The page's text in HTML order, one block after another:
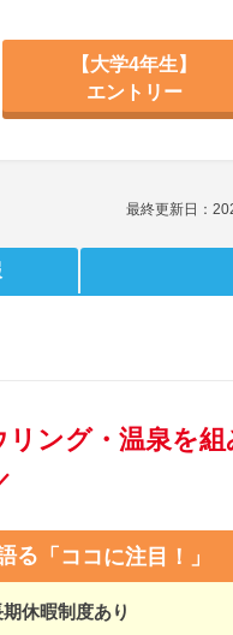
【大学4年生】
エントリー
最終更新日：
リング・温泉を
る 「ココに注目！」
休暇制度あり